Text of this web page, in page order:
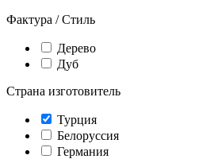
Фактура / Стиль
Дерево
Дуб
Страна изготовитель
Турция
Белоруссия
Германия